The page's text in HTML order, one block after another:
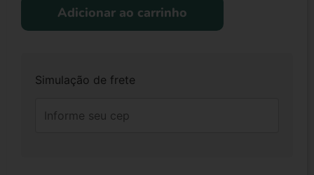
Adicionar ao carrinho
Simulação de frete